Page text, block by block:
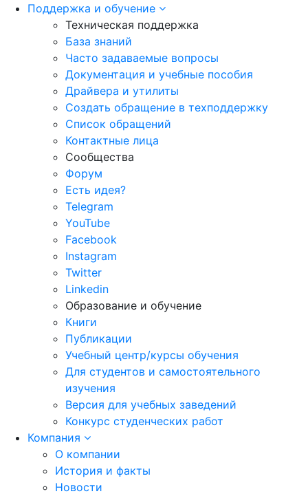
Поддержка и обучение
Техническая поддержка
База знаний
Часто задаваемые вопросы
Документация и учебные пособия
Драйвера и утилиты
Создать обращение в техподдержку
Список обращений
Контактные лица
Сообщества
Форум
Есть идея?
Telegram
YouTube
Facebook
Instagram
Twitter
Linkedin
Образование и обучение
Книги
Публикации
Учебный центр/курсы обучения
Для студентов и самостоятельного
изучения
Версия для учебных заведений
Конкурс студенческих работ
Компания
О компании
История и факты
Новости